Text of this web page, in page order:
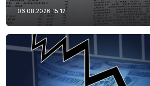
06.08.2026 15:12